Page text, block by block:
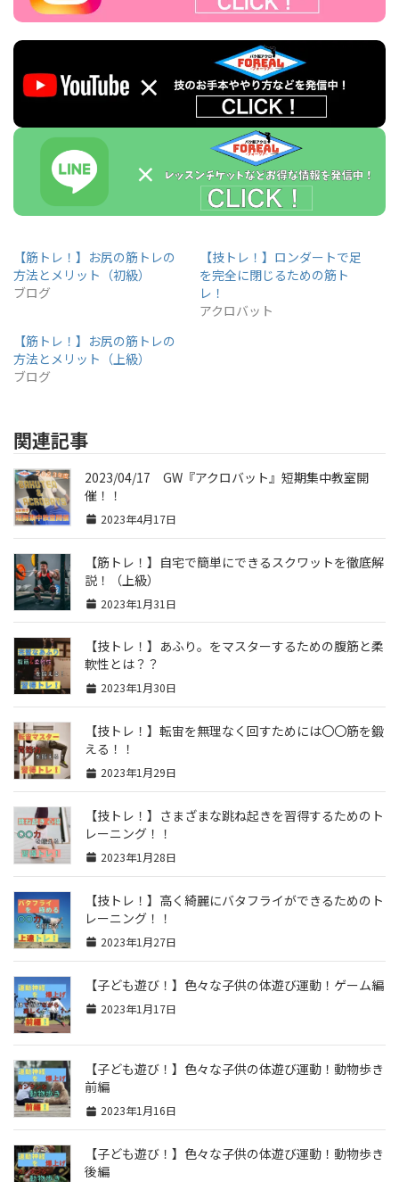
【筋トレ！】お尻の筋トレの
方法とメリット（初級）
ブログ
【技トレ！】ロンダートで足
を完全に閉じるための筋ト
レ！
アクロバット
【筋トレ！】お尻の筋トレの
方法とメリット（上級）
ブログ
関連記事
2023/04/17 GW『アクロバット』短期集中教室開
催！！
2023年4月17日
【筋トレ！】自宅で簡単にできるスクワットを徹底解
説！（上級）
2023年1月31日
【技トレ！】あふり。をマスターするための腹筋と柔
軟性とは？？
2023年1月30日
【技トレ！】転宙を無理なく回すためには〇〇筋を鍛
える！！
2023年1月29日
【技トレ！】さまざまな跳ね起きを習得するためのト
レーニング！！
2023年1月28日
【技トレ！】高く綺麗にバタフライができるためのト
レーニング！！
2023年1月27日
【子ども遊び！】色々な子供の体遊び運動！ゲーム編
2023年1月17日
【子ども遊び！】色々な子供の体遊び運動！動物歩き
前編
2023年1月16日
【子ども遊び！】色々な子供の体遊び運動！動物歩き
後編